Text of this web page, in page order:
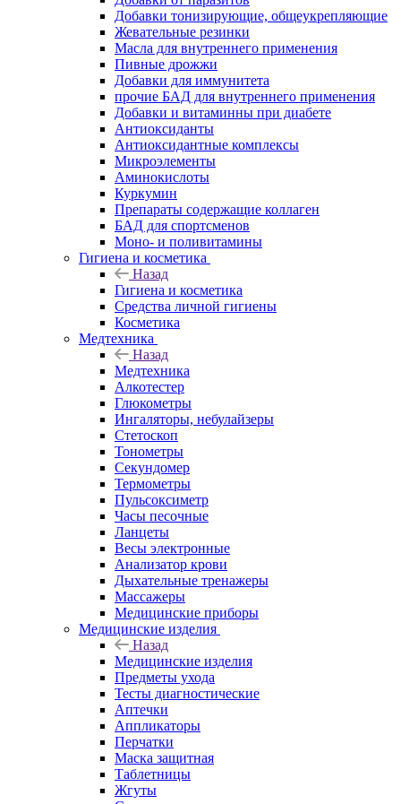
Добавки тонизирующие, общеукрепляющие
Жевательные резинки
Масла для внутреннего применения
Пивные дрожжи
Добавки для иммунитета
прочие БАД для внутреннего применения
Добавки и витаминны при диабете
Антиоксиданты
Антиоксидантные комплексы
Микроэлементы
Аминокислоты
Куркумин
Препараты содержащие коллаген
БАД для спортсменов
Моно- и поливитамины
Гигиена и косметика
Назад
Гигиена и косметика
Средства личной гигиены
Косметика
Медтехника
Назад
Медтехника
Алкотестер
Глюкометры
Ингаляторы, небулайзеры
Стетоскоп
Тонометры
Секундомер
Термометры
Пульсоксиметр
Часы песочные
Ланцеты
Весы электронные
Анализатор крови
Дыхательные тренажеры
Массажеры
Медицинские приборы
Медицинские изделия
Назад
Медицинские изделия
Предметы ухода
Тесты диагностические
Аптечки
Аппликаторы
Перчатки
Маска защитная
Таблетницы
Жгуты